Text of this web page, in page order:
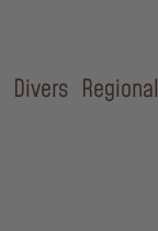
Divers Regional